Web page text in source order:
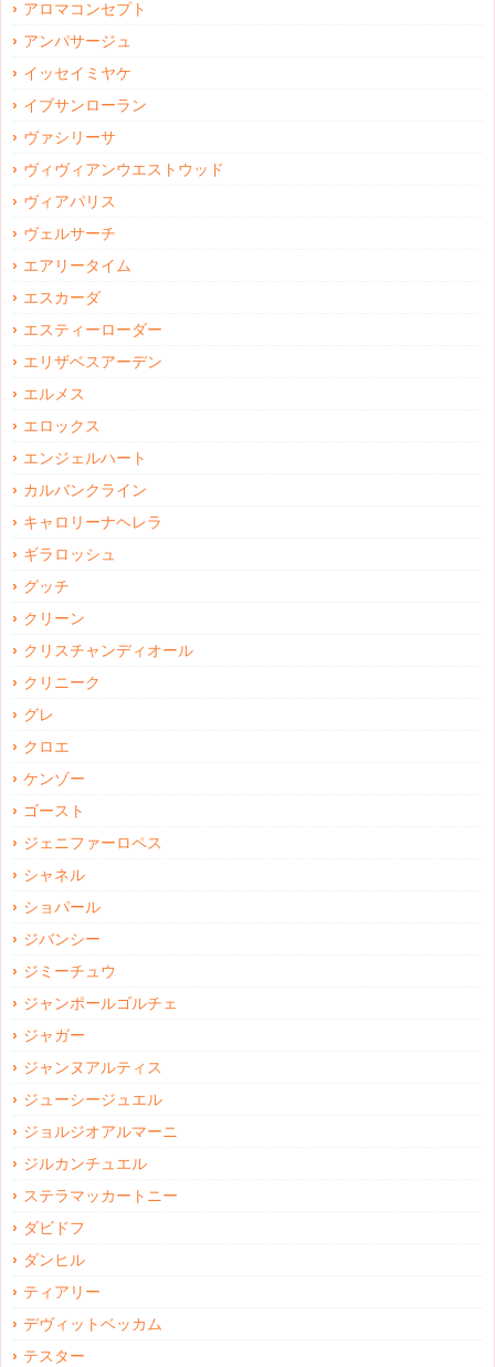
アロマコンセプト
アンパサージュ
イッセイミヤケ
イブサンローラン
ヴァシリーサ
ヴィヴィアンウエストウッド
ヴィアパリス
ヴェルサーチ
エアリータイム
エスカーダ
エスティーローダー
エリザベスアーデン
エルメス
エロックス
エンジェルハート
カルバンクライン
キャロリーナヘレラ
ギラロッシュ
グッチ
クリーン
クリスチャンディオール
クリニーク
グレ
クロエ
ケンゾー
ゴースト
ジェニファーロペス
シャネル
ショパール
ジバンシー
ジミーチュウ
ジャンポールゴルチェ
ジャガー
ジャンヌアルティス
ジューシージュエル
ジョルジオアルマーニ
ジルカンチュエル
ステラマッカートニー
ダビドフ
ダンヒル
ティアリー
デヴィットベッカム
テスター